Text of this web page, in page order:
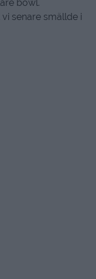
bowl.
senare smällde i